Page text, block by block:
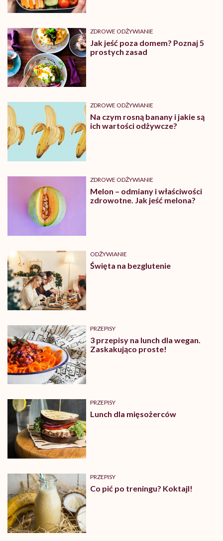
ZDROWE ODŻYWIANIE
Jak jeść poza domem? Poznaj 5
prostych zasad
ZDROWE ODŻYWIANIE
Na czym rosną banany i jakie są
ich wartości odżywcze?
ZDROWE ODŻYWIANIE
Melon – odmiany i właściwości
zdrowotne. Jak jeść melona?
ODŻYWIANIE
Święta na bezglutenie
PRZEPISY
3 przepisy na lunch dla wegan.
Zaskakująco proste!
PRZEPISY
Lunch dla mięsożerców
PRZEPISY
Co pić po treningu? Koktajl!